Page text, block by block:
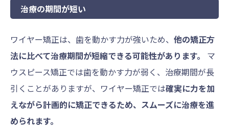
治療の期間が短い
ワイヤー矯正は、歯を動かす力が強いため、 他の矯正方
法に比べて治療期間が短縮できる可能性があります。
マ
ウスピース矯正では歯を動かす力が弱く、治療期間が長
引くことがありますが、ワイヤー矯正では確実に力を加
えながら計画的に矯正できるため、スムーズに治療を進
められます。